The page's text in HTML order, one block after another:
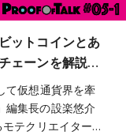
ットコインとあ
ェーンを解説…
て仮想通貨界を牽
編集長の設楽悠介
テクリエイター…